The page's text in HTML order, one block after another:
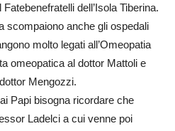
dell’Isola Tiberina.
scompaiono anche gli ospedali
molto legati all’Omeopatia
omeopatica al dottor Mattoli e
Mengozzi.
Papi bisogna ricordare che
Ladelci a cui venne poi